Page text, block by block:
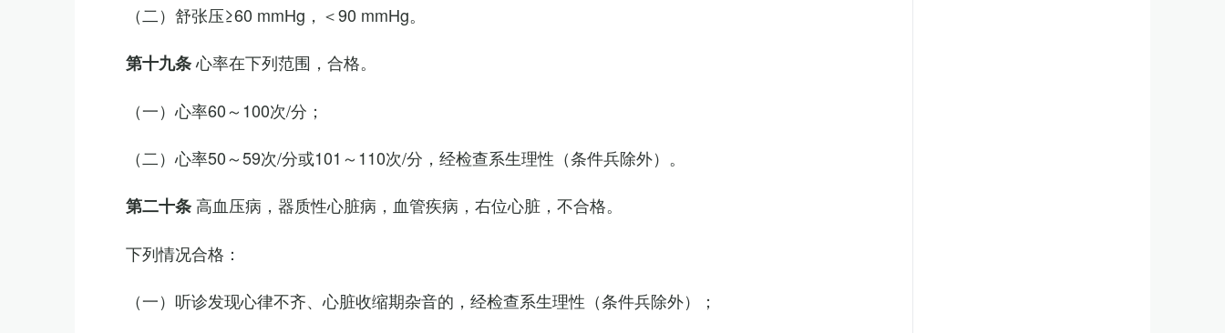
（二）舒张压≥60 mmHg，＜90 mmHg。
第十九条心率在下列范围，合格。
（一）心率60～100次/分；
（二）心率50～59次/分或101～110次/分，经检查系生理性（条件兵除外）。
第二十条 高血压病，器质性心脏病，血管疾病，右位心脏，不合格。
下列情况合格：
（一）听诊发现心律不齐、心脏收缩期杂音的，经检查系生理性（条件兵除外）；